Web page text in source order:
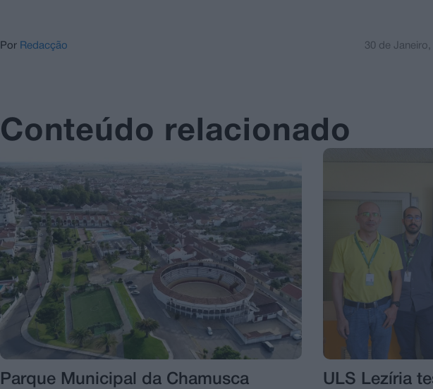
Por Redacção 30 de Janeiro,
Conteúdo relacionado
Parque Municipal da Chamusca
ULS Lezíria